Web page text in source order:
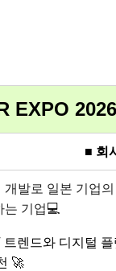
EXPO
■ 회
개발로 일본 기업
는 기업💻
트렌드와 디지털
🚀